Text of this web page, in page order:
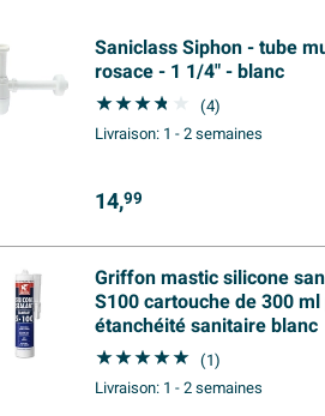
Saniclass Siphon - tube
rosace - 1 1/4" - blanc
(4)
Livraison: 1 - 2 semaines
14,99
Griffon mastic silicone
S100 cartouche de 300
étanchéité sanitaire blanc
(1)
Livraison: 1 - 2 semaines